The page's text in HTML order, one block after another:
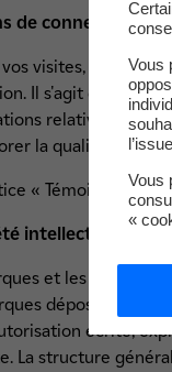
de connexion
vos visites, vous
Il s'agit d'un bloc
relatives à
la qualité du site.
« Témoins de
intellectuelle
et les logos
déposées.
écrite,
La structure
Vous
Vous
«